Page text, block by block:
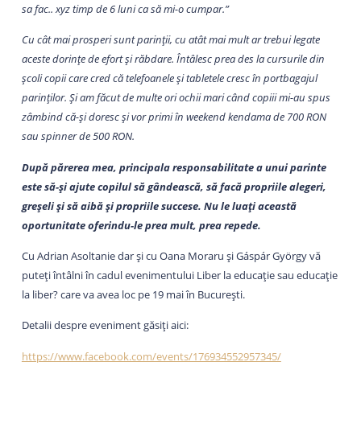
sa fac.. xyz timp de 6 luni ca să mi-o cumpar.”
Cu cât mai prosperi sunt parinții, cu atât mai mult ar trebui legate
aceste dorințe de efort și răbdare. Întâlesc prea des la cursurile din
școli copii care cred că telefoanele și tabletele cresc în portbagajul
parinților. Și am făcut de multe ori ochii mari când copiii mi-au spus
zâmbind că-și doresc și vor primi în weekend kendama de 700 RON
sau spinner de 500 RON.
După părerea mea, principala responsabilitate a unui parinte
este să-și ajute copilul să gândească, să facă propriile alegeri,
greșeli și să aibă și propriile succese. Nu le luați această
oportunitate oferindu-le prea mult, prea repede.
Cu Adrian Asoltanie dar și cu Oana Moraru și Gáspár György vă
puteți întâlni în cadul evenimentului Liber la educație sau educație
la liber? care va avea loc pe 19 mai în București.
Detalii despre eveniment găsiți aici:
https://www.facebook.com/events/176934552957345/